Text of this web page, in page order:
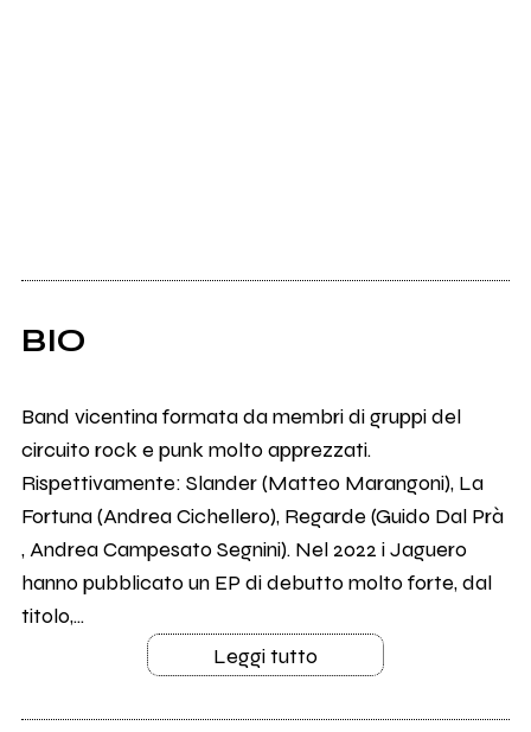
BIO
Band vicentina formata da membri di gruppi del
circuito rock e punk molto apprezzati.
Rispettivamente: Slander (Matteo Marangoni), La
Fortuna (Andrea Cichellero), Regarde (Guido Dal Prà
, Andrea Campesato Segnini). Nel 2022 i Jaguero
hanno pubblicato un EP di debutto molto forte, dal
titolo,...
Leggi tutto